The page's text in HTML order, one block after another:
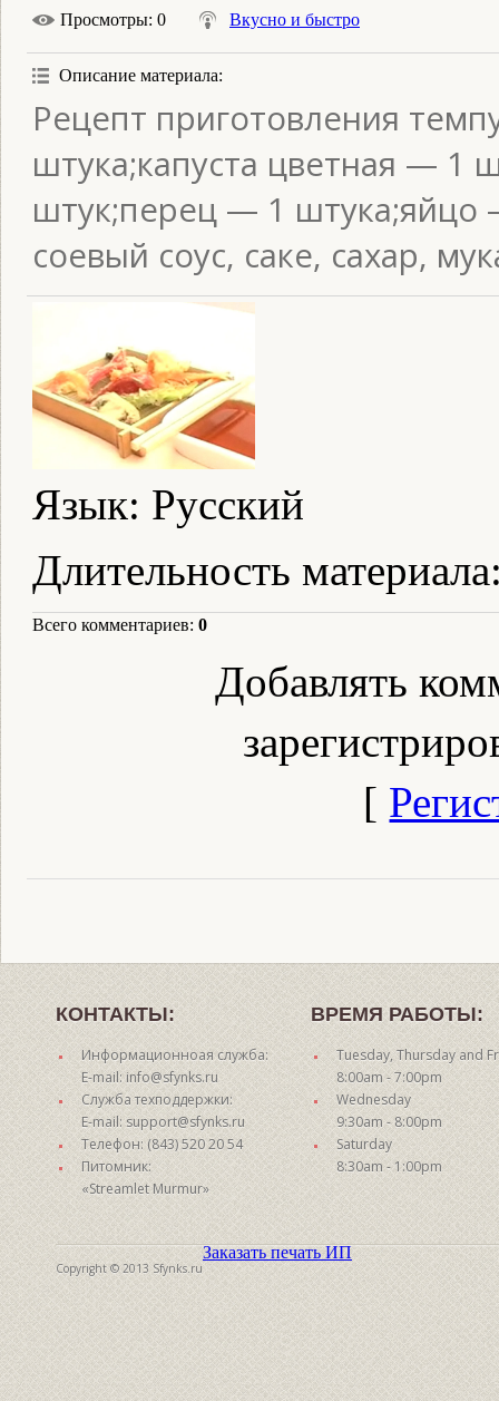
Просмотры: 0 Вкусно и быстро
Описание материала:
Рецепт приготовления
штука;капуста цветная — 1
штук;перец — 1 штука;яйцо
соевый соус, саке, сахар,
Язык: Русский
Длительность материала
Всего комментариев: 0
Добавлять
[
КОНТАКТЫ:
Информационноая служба:
E-mail: info@sfynks.ru
Служба техподдержки:
E-mail: support@sfynks.ru
Телефон: (843) 520 20 54
Питомник:
«Streamlet Murmur»
ВРЕМЯ РАБОТЫ:
Tuesday, Thursday and
8:00am - 7:00pm
Wednesday
9:30am - 8:00pm
Saturday
8:30am - 1:00pm
Copyright © 2013 Sfynks.ru
Заказать печать ИП